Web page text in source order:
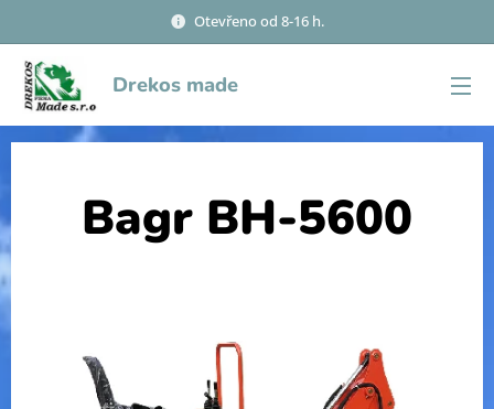
Otevřeno od 8-16 h.
Drekos made
Bagr BH-5600